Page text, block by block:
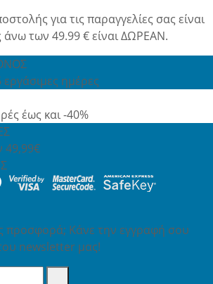
για τις παραγγελίες σας είναι
άνω των 49.99 € είναι ΔΩΡΕΑΝ.
ημέρες
έως και -40%
49,99€
προσφορά; Κάνε την εγγραφή σου
newsletter μας!